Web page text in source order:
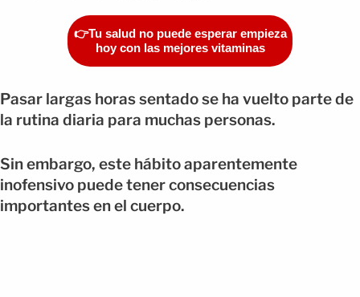
👉Tu salud no puede esperar empieza
hoy con las mejores vitaminas
Pasar largas horas sentado se ha vuelto parte de
la rutina diaria para muchas personas.
Sin embargo, este hábito aparentemente
inofensivo puede tener consecuencias
importantes en el cuerpo.